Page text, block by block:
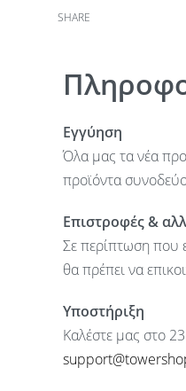
SHARE
Εγγύηση
Όλα μας τα νέα
προϊόντα
Επιστροφές &
Σε περίπτωση που
θα πρέπει να
Υποστήριξη
Καλέστε μας στο